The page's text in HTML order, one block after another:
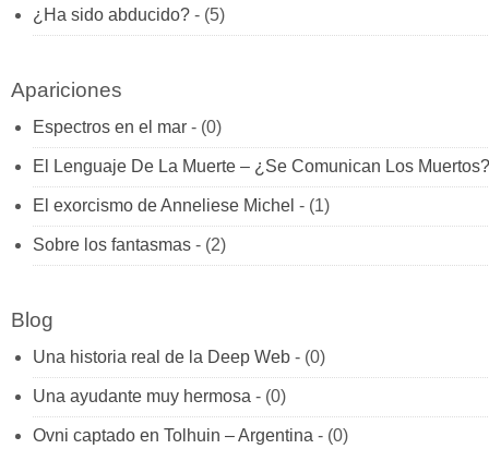
¿Ha sido abducido? - (5)
Apariciones
Espectros en el mar - (0)
El Lenguaje De La Muerte – ¿Se Comunican Los Muertos?
El exorcismo de Anneliese Michel - (1)
Sobre los fantasmas - (2)
Blog
Una historia real de la Deep Web - (0)
Una ayudante muy hermosa - (0)
Ovni captado en Tolhuin – Argentina - (0)